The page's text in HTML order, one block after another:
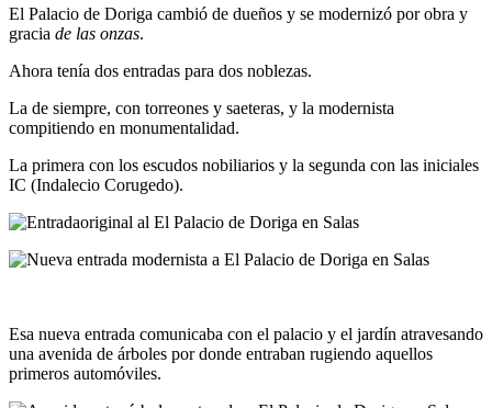
El Palacio de Doriga cambió de dueños y se modernizó por obra y
gracia de las onzas.
Ahora tenía dos entradas para dos noblezas.
La de siempre, con torreones y saeteras, y la modernista
compitiendo en monumentalidad.
La primera con los escudos nobiliarios y la segunda con las iniciales
IC (Indalecio Corugedo).
Esa nueva entrada comunicaba con el palacio y el jardín atravesando
una avenida de árboles por donde entraban rugiendo aquellos
primeros automóviles.